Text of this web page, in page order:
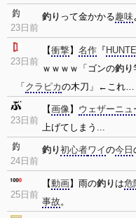
23日前
釣り って金かかる趣味
23日前
【衝撃】 名作 『
ｗｗｗｗ「ゴンの釣り
「 クラピカの木刀」←これ…
23日前
【画像】 ウェザーニュ
上げてしまう...
24日前
釣り初心者ワイの今日
25日前
【動画】雨の釣り は危
事故。